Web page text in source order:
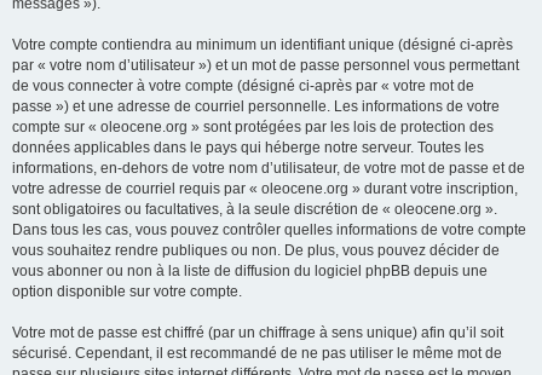
messages »).
Votre compte contiendra au minimum un identifiant unique (désigné ci-après
par « votre nom d’utilisateur ») et un mot de passe personnel vous permettant
de vous connecter à votre compte (désigné ci-après par « votre mot de
passe ») et une adresse de courriel personnelle. Les informations de votre
compte sur « oleocene.org » sont protégées par les lois de protection des
données applicables dans le pays qui héberge notre serveur. Toutes les
informations, en-dehors de votre nom d’utilisateur, de votre mot de passe et de
votre adresse de courriel requis par « oleocene.org » durant votre inscription,
sont obligatoires ou facultatives, à la seule discrétion de « oleocene.org ».
Dans tous les cas, vous pouvez contrôler quelles informations de votre compte
vous souhaitez rendre publiques ou non. De plus, vous pouvez décider de
vous abonner ou non à la liste de diffusion du logiciel phpBB depuis une
option disponible sur votre compte.
Votre mot de passe est chiffré (par un chiffrage à sens unique) afin qu’il soit
sécurisé. Cependant, il est recommandé de ne pas utiliser le même mot de